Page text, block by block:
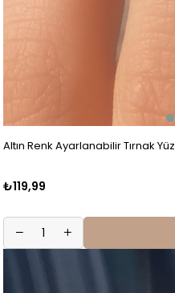
Altın Renk Ayarlanabilir Tırnak
₺119,99